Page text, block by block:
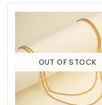
OUT OF STOCK